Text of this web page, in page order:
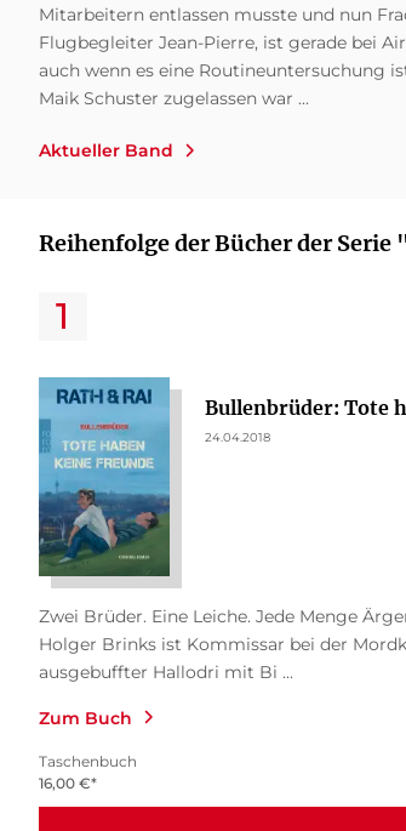
Mitarbeitern entlassen musste und nun
Flugbegleiter Jean-Pierre, ist gerade bei
auch wenn es eine Routineuntersuchung
Maik Schuster zugelassen war ...
Aktueller Band
Reihenfolge der Bücher der
Bullenbrüder: Tote
24.04.2018
Zwei Brüder. Eine Leiche. Jede Menge
Holger Brinks ist Kommissar bei der
ausgebuffter Hallodri mit Bi ...
Zum Buch
Taschenbuch
16,00 €*